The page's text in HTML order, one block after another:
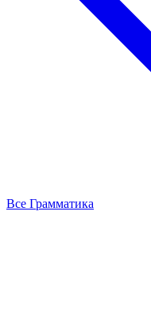
Все Грамматика